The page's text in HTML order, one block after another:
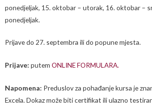
ponedjeljak, 15. oktobar – utorak, 16. oktobar –
ponedjeljak.
Prijave do 27. septembra ili do popune mjesta.
Prijave: putem ONLINE FORMULARA.
Napomena: Preduslov za pohađanje kursa je
Excela. Dokaz može biti certifikat ili ulazno